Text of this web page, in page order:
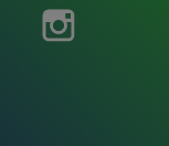
Pinterest